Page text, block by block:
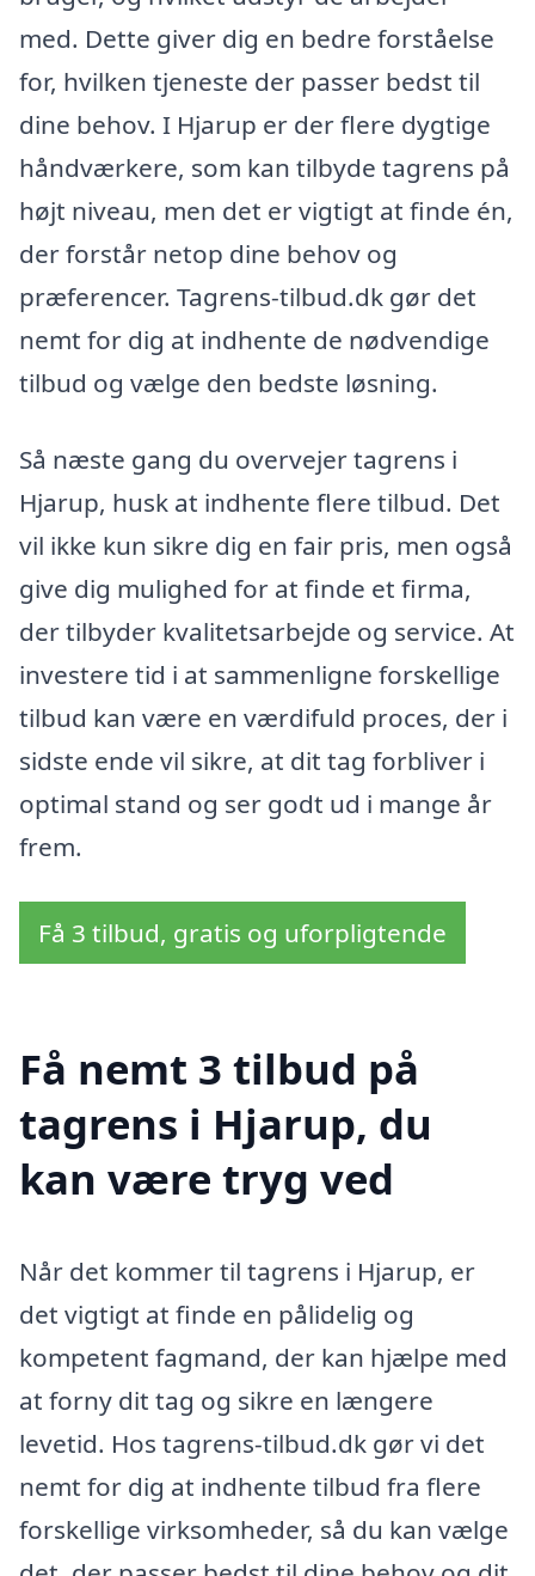
med. Dette giver dig en bedre forståelse
for, hvilken tjeneste der passer bedst til
dine behov. I Hjarup er der flere dygtige
håndværkere, som kan tilbyde tagrens på
højt niveau, men det er vigtigt at finde én,
der forstår netop dine behov og
præferencer. Tagrens-tilbud.dk gør det
nemt for dig at indhente de nødvendige
tilbud og vælge den bedste løsning.
Så næste gang du overvejer tagrens i
Hjarup, husk at indhente flere tilbud. Det
vil ikke kun sikre dig en fair pris, men også
give dig mulighed for at finde et firma,
der tilbyder kvalitetsarbejde og service. At
investere tid i at sammenligne forskellige
tilbud kan være en værdifuld proces, der i
sidste ende vil sikre, at dit tag forbliver i
optimal stand og ser godt ud i mange år
frem.
Få 3 tilbud, gratis og uforpligtende
Få nemt 3 tilbud på
tagrens i Hjarup, du
kan være tryg ved
Når det kommer til tagrens i Hjarup, er
det vigtigt at finde en pålidelig og
kompetent fagmand, der kan hjælpe med
at forny dit tag og sikre en længere
levetid. Hos tagrens-tilbud.dk gør vi det
nemt for dig at indhente tilbud fra flere
forskellige virksomheder, så du kan vælge